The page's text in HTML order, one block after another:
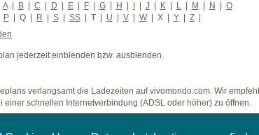
A | B | C | D | E | F | G | H | I | J | K | L | M | N | O
P | Q | R | S | SS | T | U | V | W | X | Y | Z |
jederzeit einblenden bzw. ausblenden.
verlangsamt die Ladezeiten auf vivomondo.com. Wir
einer schnellen Internetverbindung (ADSL oder höher) zu öffnen.